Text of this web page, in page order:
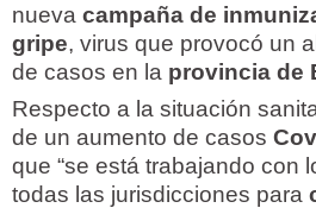
nueva campaña de
gripe, virus que provocó un
de casos en la provincia de
Respecto a la situación
de un aumento de casos
que “se está trabajando con
todas las jurisdicciones para